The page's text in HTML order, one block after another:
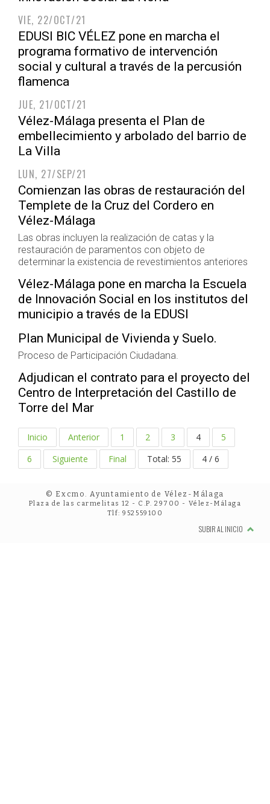
VIE, 22/OCT/21
EDUSI BIC VÉLEZ pone en marcha el
programa formativo de intervención
social y cultural a través de la percusión
flamenca
JUE, 21/OCT/21
Vélez-Málaga presenta el Plan de
embellecimiento y arbolado del barrio de
La Villa
LUN, 27/SEP/21
Comienzan las obras de restauración del
Templete de la Cruz del Cordero en
Vélez-Málaga
Las obras incluyen la realización de catas y la
restauración de paramentos con objeto de
determinar la existencia de revestimientos anteriores
Vélez-Málaga pone en marcha la Escuela
de Innovación Social en los institutos del
municipio a través de la EDUSI
Plan Municipal de Vivienda y Suelo.
Proceso de Participación Ciudadana.
Adjudican el contrato para el proyecto del
Centro de Interpretación del Castillo de
Torre del Mar
Inicio Anterior 1 2 3 4
5
6
Siguiente Final Total: 55 4 / 6
© Excmo. Ayuntamiento de Vélez-Málaga
Plaza de las carmelitas 12 - C.P. 29700 - Vélez-Málaga
Tlf: 952559100
SUBIR AL INICIO